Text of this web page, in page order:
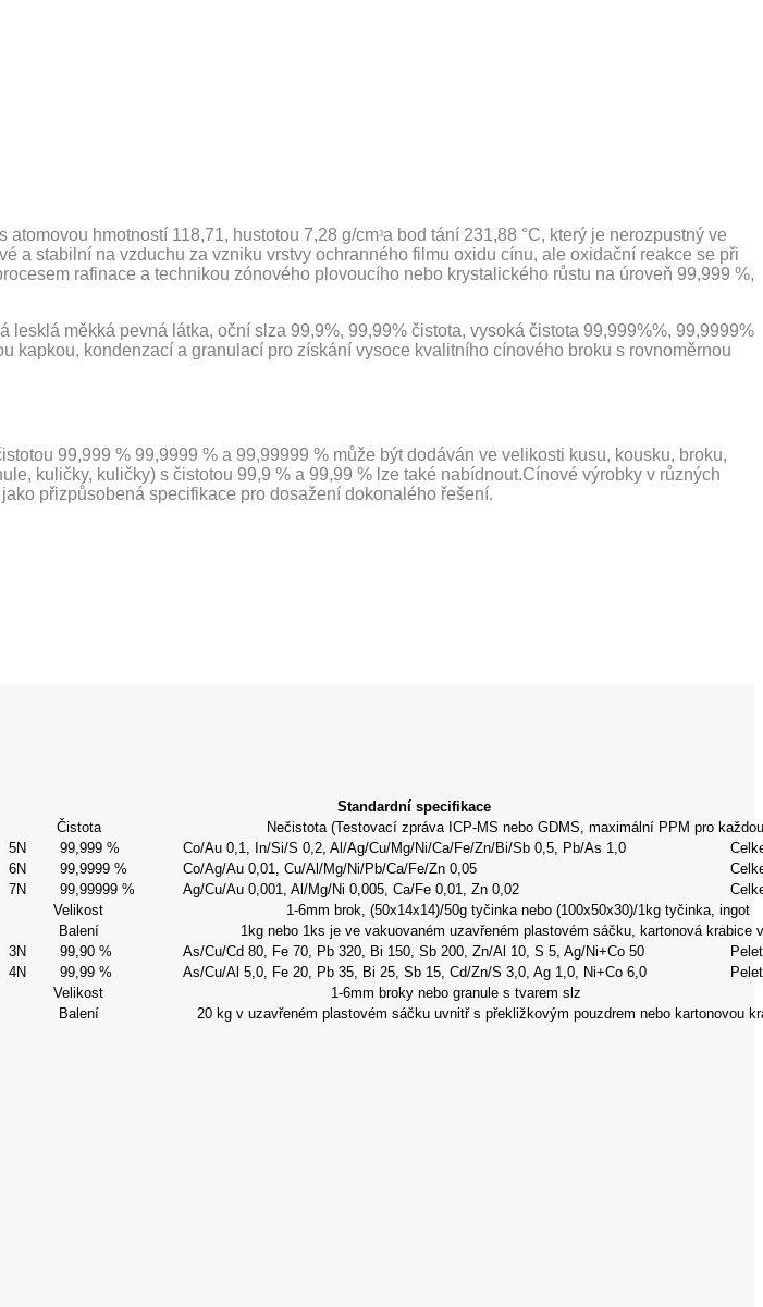
hmotností 118,71, hustotou 7,28 g/cm3a bod tání 231,88 °C, který je nerozpustný ve
a stabilní na vzduchu za vzniku vrstvy ochranného filmu oxidu cínu, ale oxidační reakce se při
rafinace a technikou zónového plovoucího nebo krystalického růstu na úroveň 99,999 %,
lesklá měkká pevná látka, oční slza 99,9%, 99,99% čistota, vysoká čistota 99,999%%, 99,9999%
kapkou, kondenzací a granulací pro získání vysoce kvalitního cínového broku s rovnoměrnou
99,999 % 99,9999 % a 99,99999 % může být dodáván ve velikosti kusu, kousku, broku,
kuličky, kuličky) s čistotou 99,9 % a 99,99 % lze také nabídnout.Cínové výrobky v různých
přizpůsobená specifikace pro dosažení dokonalého řešení.
Standardní specifikace
Čistota
Nečistota (Testovací zpráva ICP-MS nebo GDMS, maximální PPM pro
5N 99,999 % Co/Au 0,1, In/Si/S 0,2, Al/Ag/Cu/Mg/Ni/Ca/Fe/Zn/Bi/Sb 0,5, Pb/As 1,0
6N
99,9999 % Co/Ag/Au 0,01, Cu/Al/Mg/Ni/Pb/Ca/Fe/Zn 0,05
7N
99,99999 % Ag/Cu/Au 0,001, Al/Mg/Ni 0,005, Ca/Fe 0,01, Zn 0,02
Velikost
1-6mm brok, (50x14x14)/50g tyčinka nebo (100x50x30)/1kg tyčinka, ingot
Balení
1kg nebo 1ks je ve vakuovaném uzavřeném plastovém sáčku, kartonová krabice
3N 99,90 % As/Cu/Cd 80, Fe 70, Pb 320, Bi 150, Sb 200, Zn/Al 10, S 5, Ag/Ni+Co 50
4N
99,99 % As/Cu/Al 5,0, Fe 20, Pb 35, Bi 25, Sb 15, Cd/Zn/S 3,0, Ag 1,0, Ni+Co 6,0
Velikost
1-6mm broky nebo granule s tvarem slz
Balení
20 kg v uzavřeném plastovém sáčku uvnitř s překližkovým pouzdrem nebo kartonovou